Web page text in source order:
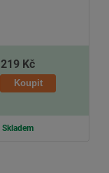
219 Kč
Skladem